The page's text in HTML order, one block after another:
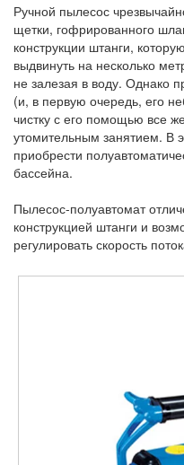
Ручной пылесос
щетки, гофрированного
конструкции штанги,
выдвинуть на несколько
не залезая в воду. Однако
(и, в первую очередь, его
чистку с его помощью все
утомительным занятием. В
приобрести
бассейна.
Пылесос-полуавтомат
конструкцией штанги и
регулировать скорость